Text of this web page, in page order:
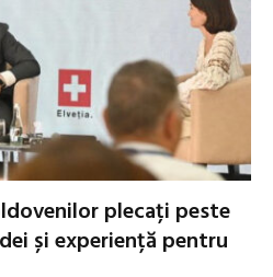
plecați peste
și experiență pentru